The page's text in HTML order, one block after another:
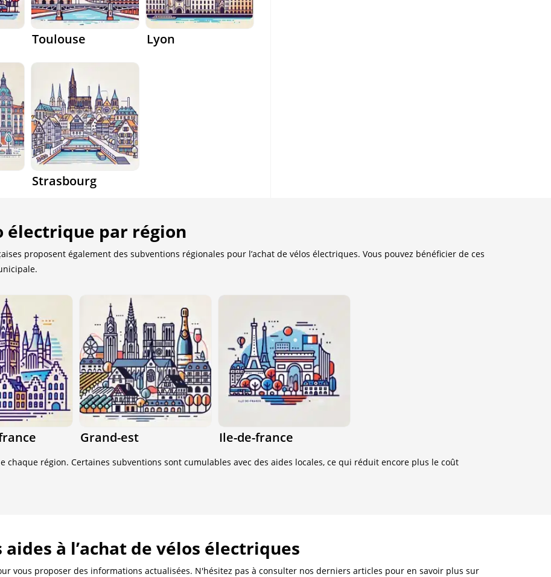
Toulouse Lyon
Strasbourg
électrique par région
proposent également des subventions régionales pour l’achat de vélos électriques. Vous pouvez bénéficier de ces
Grand-est Ile-de-france
chaque région. Certaines subventions sont cumulables avec des aides locales, ce qui réduit encore plus le coût
à l’achat de vélos électriques
vous proposer des informations actualisées. N'hésitez pas à consulter nos derniers articles pour en savoir plus sur